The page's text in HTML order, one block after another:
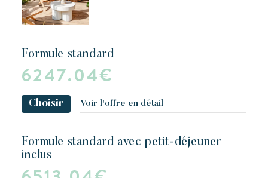
formule standard
6247.04€
Choisir Voir l'offre en détail
formule standard avec petit-déjeuner
inclus